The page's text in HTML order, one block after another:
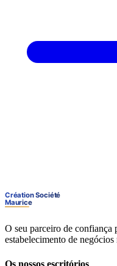
O seu parceiro de confiança
estabelecimento de
Os nossos escritórios